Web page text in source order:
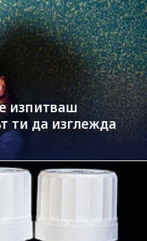
изпитваш
ти да изглежда